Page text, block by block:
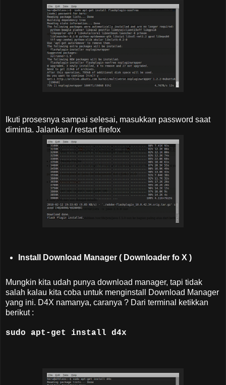
Ikuti prosesnya sampai selesai, masukkan password saat
diminta. Jalankan / restart firefox
Install Download Manager ( Downloader fo X )
Mungkin kita udah punya download manager, tapi tidak
salah kalau kita coba untuk menginstall Download Manager
yang ini. D4X namanya, caranya ? Dari terminal ketikkan
berikut :
sudo apt-get install d4x